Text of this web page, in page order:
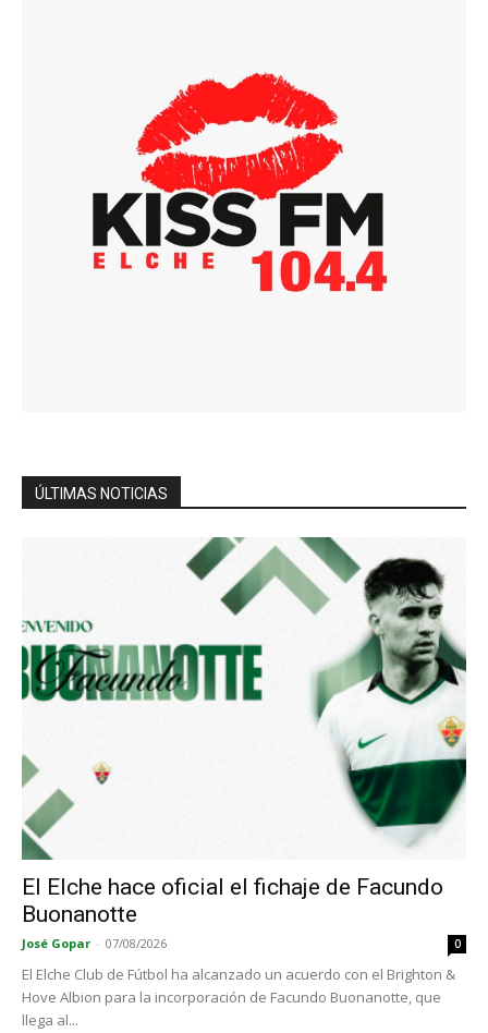
ÚLTIMAS NOTICIAS
El Elche hace oficial el fichaje de Facundo
Buonanotte
José Gopar - 07/08/2026 0
El Elche Club de Fútbol ha alcanzado un acuerdo con el Brighton &
Hove Albion para la incorporación de Facundo Buonanotte, que
llega al...